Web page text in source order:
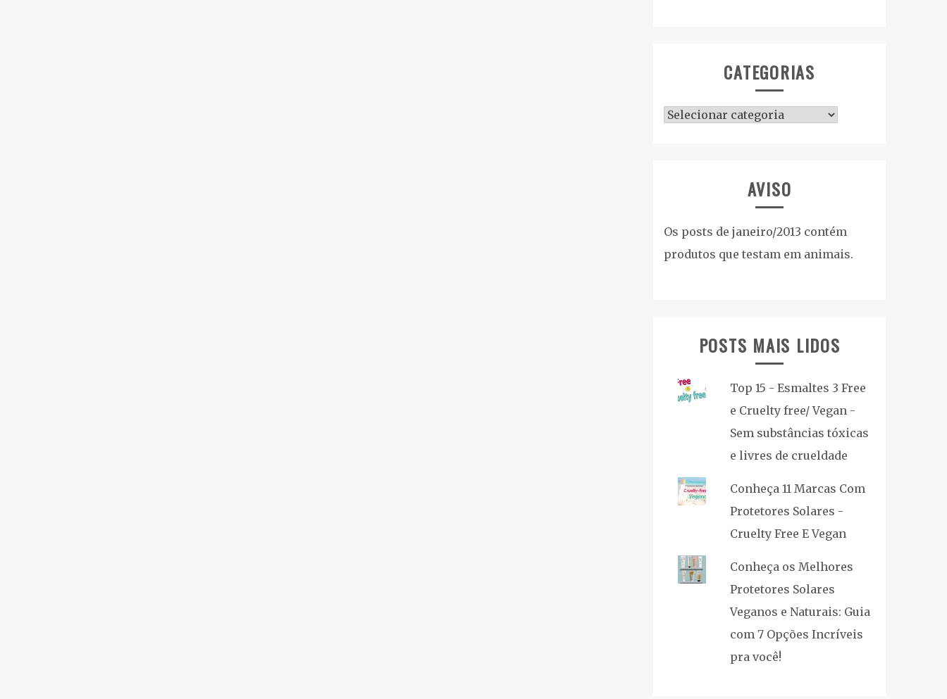
CATEGORIAS
Categorias
AVISO
Os posts de janeiro/2013 contém
produtos que testam em animais.
POSTS MAIS LIDOS
Top 15 - Esmaltes 3 Free
e Cruelty free/ Vegan -
Sem substâncias tóxicas
e livres de crueldade
Conheça 11 Marcas Com
Protetores Solares -
Cruelty Free E Vegan
Conheça os Melhores
Protetores Solares
Veganos e Naturais: Guia
com 7 Opções Incríveis
pra você!